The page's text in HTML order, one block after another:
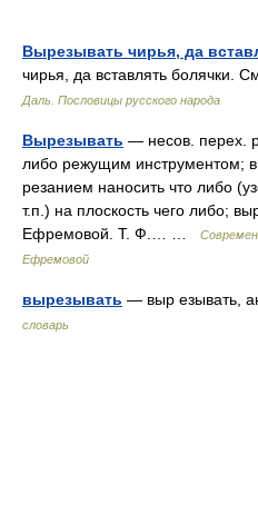
Вырезывать чирья, да
чирья, да вставлять
Даль. Пословицы русского народа
Вырезывать — несов. перех.
либо режущим инструментом;
резанием наносить что либо
т.п.) на плоскость чего либо;
Ефремовой. Т. Ф.… …
Ефремовой
вырезывать — выр езывать,
словарь